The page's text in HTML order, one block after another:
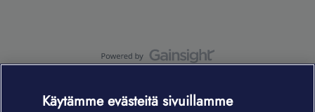
Käytämme evästeitä sivuillamme